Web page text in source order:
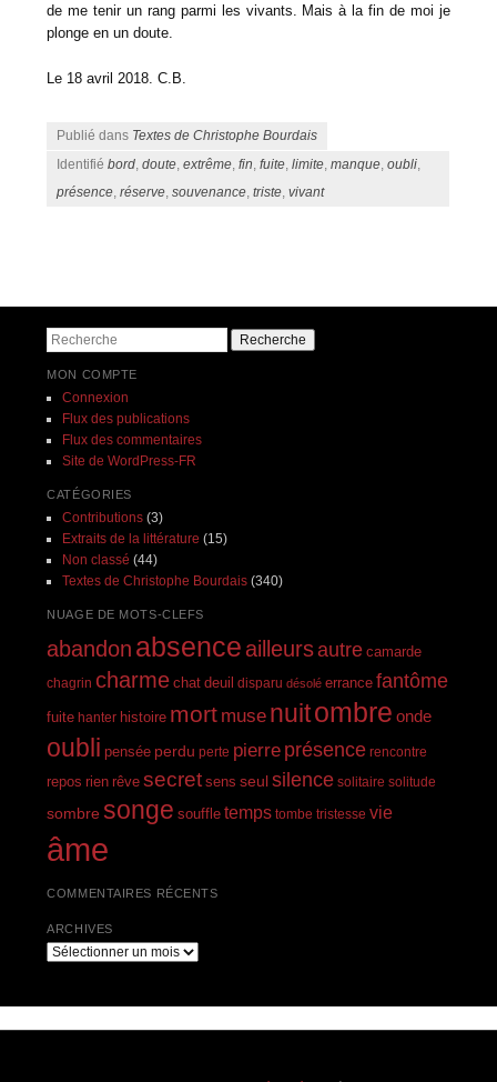
de me tenir un rang parmi les vivants. Mais à la fin de moi je
plonge en un doute.
Le 18 avril 2018. C.B.
Publié dans Textes de Christophe Bourdais
Identifiébord ,doute ,extrême ,fin ,fuite ,limite ,manque ,oubli
présence ,réserve ,souvenance ,triste ,vivant
Recherche
MON COMPTE
Connexion
Flux des publications
Flux des commentaires
Site de WordPress-FR
CATÉGORIES
Contributions(3)
Extraits de la littérature (15)
Non classé (44)
Textes de Christophe Bourdais(340)
NUAGE DE MOTS-CLEFS
abandon absence ailleursautre camarde
chagrin charme chat deuil disparu désolé errance fantôme
fuite hanter histoire mort muse nuitombre onde
oubli pensée perdu perte pierre présence rencontre
repos rien rêve secret sens seul silence solitaire solitude
sombre songe souffle temps tombe tristesse vie
âme
COMMENTAIRES RÉCENTS
ARCHIVES
Archives